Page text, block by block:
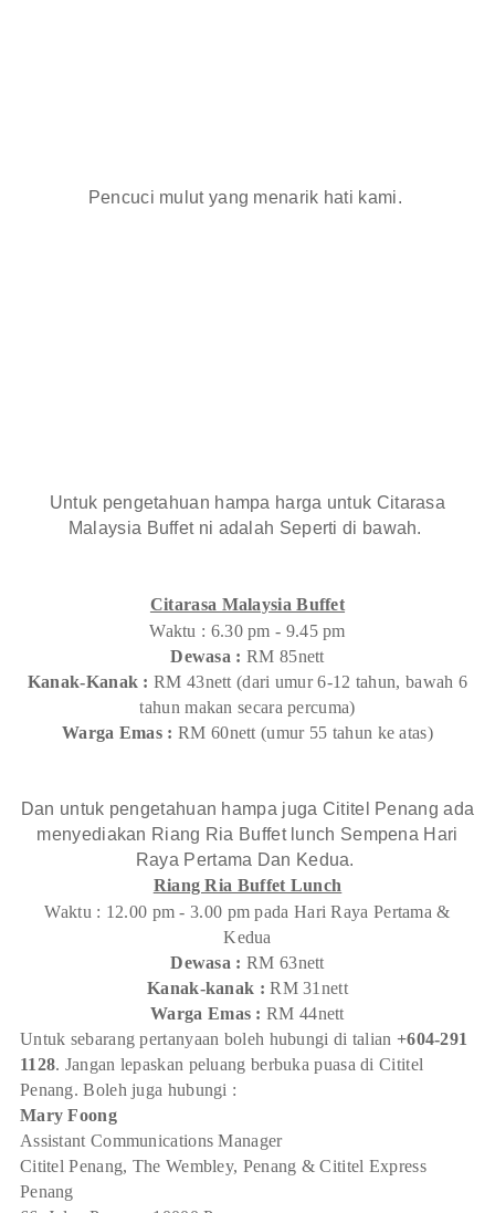
Pencuci mulut yang menarik hati kami.
Untuk pengetahuan hampa harga untuk Citarasa
Malaysia Buffet ni adalah Seperti di bawah.
Citarasa Malaysia Buffet
Waktu : 6.30 pm - 9.45 pm
Dewasa : RM 85nett
Kanak-Kanak : RM 43nett (dari umur 6-12 tahun, bawah 6
tahun makan secara percuma)
Warga Emas : RM 60nett (umur 55 tahun ke atas)
Dan untuk pengetahuan hampa juga Cititel Penang ada
menyediakan Riang Ria Buffet lunch Sempena Hari
Raya Pertama Dan Kedua.
Riang Ria Buffet Lunch
Waktu : 12.00 pm - 3.00 pm pada Hari Raya Pertama &
Kedua
Dewasa : RM 63nett
Kanak-kanak : RM 31nett
Warga Emas : RM 44nett
Untuk sebarang pertanyaan boleh hubungi di talian +604-291
1128. Jangan lepaskan peluang berbuka puasa di Cititel
Penang. Boleh juga hubungi :
Mary Foong
Assistant Communications Manager
Cititel Penang, The Wembley, Penang & Cititel Express
Penang